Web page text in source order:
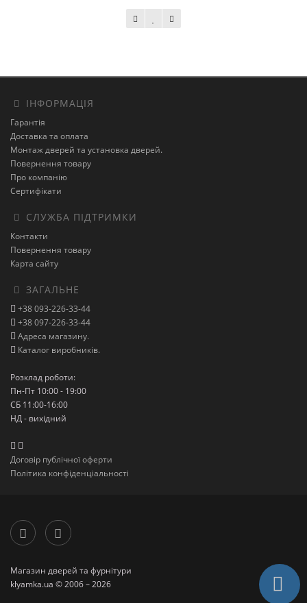
ІНФОРМАЦІЯ
Гарантія
Доставка та оплата
Монтаж дверей та установка дверей.
Повернення товару
Про компанію
Сертифікати
СЛУЖБА ПІДТРИМКИ
Контакти
Повернення товару
Карта сайту
ЗАГАЛЬНЕ
+38 093-226-33-44
+38 097-226-33-44
Адреса магазину.
Каталог виробників.
Розклад роботи:
Пн-Пт 10:00 - 19:00
СБ 11:00-16:00
НД - вихідний
Договір публічної оферти
Політика конфіденціальності
Магазин дверей та фурнітури
klyamka.ua © 2006 – 2026